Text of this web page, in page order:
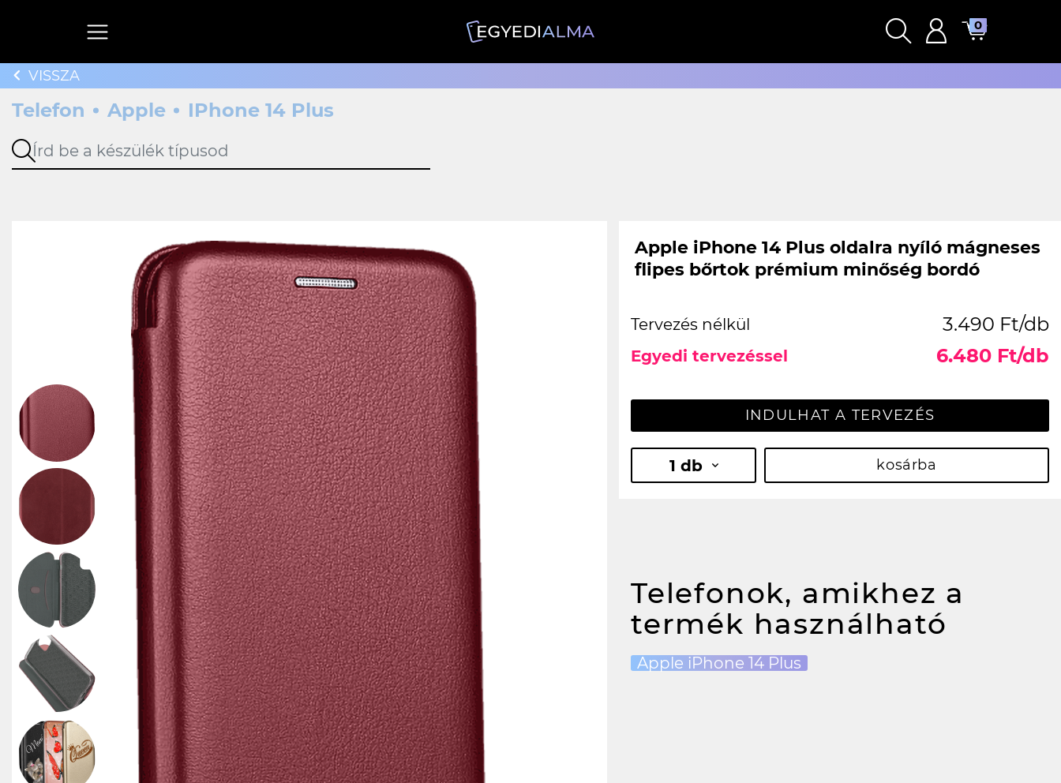
0
VISSZA
Telefon Apple IPhone 14 Plus
Apple iPhone 14 Plus oldalra nyíló mágneses
flipes bőrtok prémium minőség bordó
Tervezés nélkül 3.490 Ft/db
Egyedi tervezéssel 6.480 Ft/db
INDULHAT A TERVEZÉS
1 db kosárba
Telefonok, amikhez a
termék használható
Apple iPhone 14 Plus